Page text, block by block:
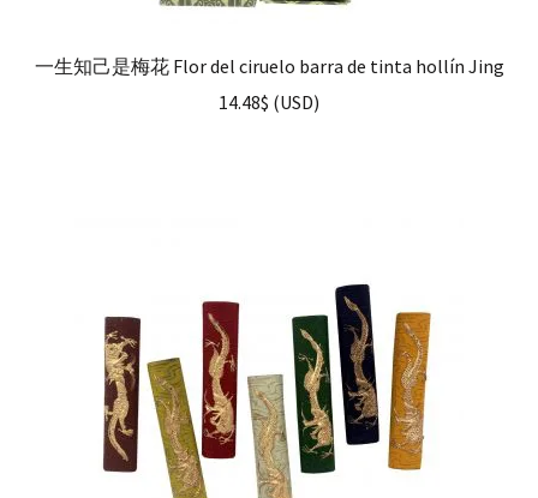
一生知己是梅花 Flor del ciruelo barra de tinta hollín Jing
14.48$ (USD)